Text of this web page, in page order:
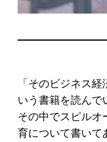
「そのビジネス
いう書籍を読んで
その中でスピルオ
育について書いて